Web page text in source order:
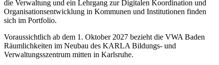
die Verwaltung und ein Lehrgang zur Digitalen Koordination und
Organisationsentwicklung in Kommunen und Institutionen finden
sich im Portfolio.
Voraussichtlich ab dem 1. Oktober 2027 bezieht die VWA Baden
Räumlichkeiten im Neubau des KARLA Bildungs- und
Verwaltungsszentrum mitten in Karlsruhe.